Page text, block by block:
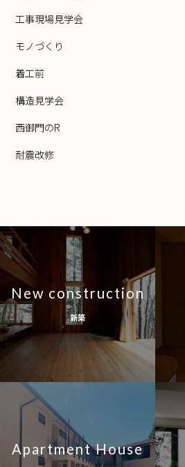
工事現場見学会
モノづくり
着工前
構造見学会
西御門のR
耐震改修
New construction
新築
Apartment House